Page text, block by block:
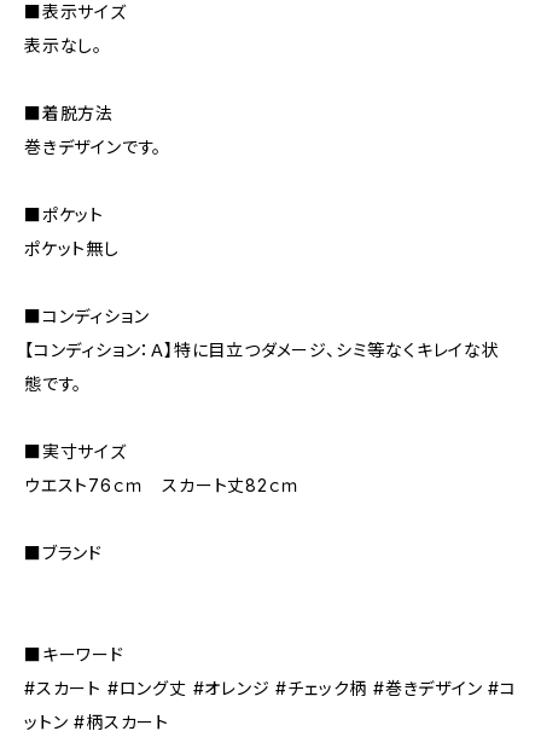
■表示サイズ
表示なし。
■着脱方法
巻きデザインです。
■ポケット
ポケット無し
■コンディション
【コンディション：Ａ】特に目立つダメージ、シミ等なくキレイな状
態です。
■実寸サイズ
ウエスト76ｃｍ スカート丈82ｃｍ
■ブランド
■キーワード
#スカート #ロング丈 #オレンジ #チェック柄 #巻きデザイン #コ
ットン #柄スカート